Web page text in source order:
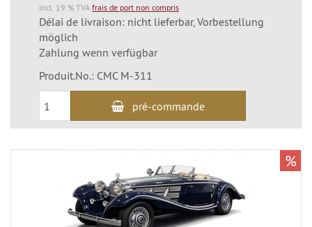
incl. 19 % TVA frais de port non compris
Délai de livraison: nicht lieferbar, Vorbestellung
möglich
Zahlung wenn verfügbar
Produit.No.: CMC M-311
pré-commande
%